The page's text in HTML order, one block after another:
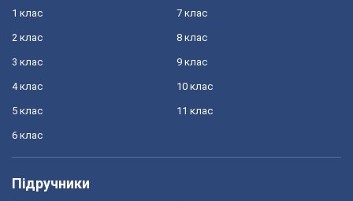
1 клас
2 клас
3 клас
4 клас
5 клас
6 клас
7 клас
8 клас
9 клас
10 клас
11 клас
Підручники